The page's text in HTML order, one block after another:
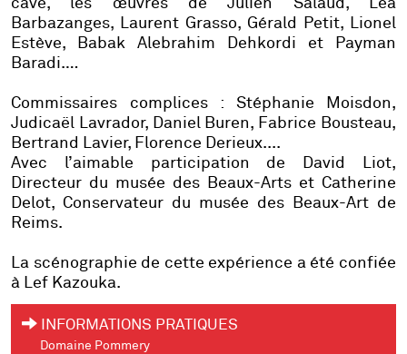
cave, les œuvres de Julien Salaud, Léa
Barbazanges, Laurent Grasso, Gérald Petit, Lionel
Estève, Babak Alebrahim Dehkordi et Payman
Baradi.…
Commissaires complices : Stéphanie Moisdon,
Judicaël Lavrador, Daniel Buren, Fabrice Bousteau,
Bertrand Lavier, Florence Derieux....
Avec l’aimable participation de David Liot,
Directeur du musée des Beaux-Arts et Catherine
Delot, Conservateur du musée des Beaux-Art de
Reims.
La scénographie de cette expérience a été confiée
à Lef Kazouka.
INFORMATIONS PRATIQUES
Domaine Pommery